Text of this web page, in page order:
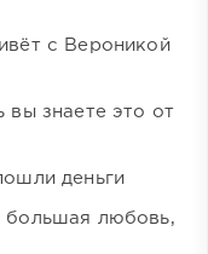
с Вероникой
вы знаете это от
деньги
большая любовь,